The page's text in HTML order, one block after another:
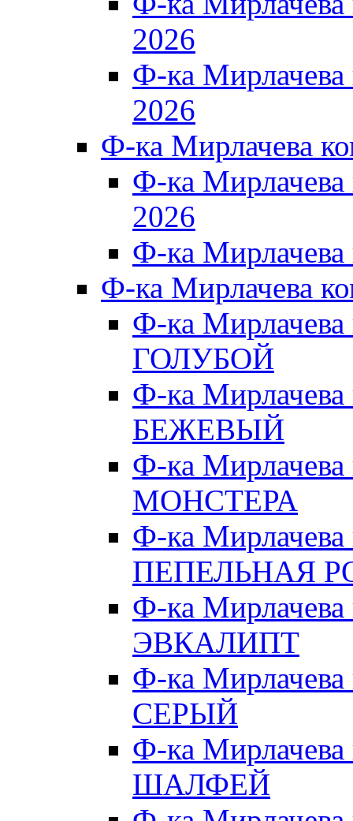
2026
Ф-ка
2026
Ф-ка Мирлачева
Ф-ка
2026
Ф-ка
Ф-ка Мирлачева
Ф-ка
ГОЛУБОЙ
Ф-ка
БЕЖЕВЫЙ
Ф-ка
МОНСТЕРА
Ф-ка
ПЕПЕЛЬНАЯ
Ф-ка
ЭВКАЛИПТ
Ф-ка
СЕРЫЙ
Ф-ка
ШАЛФЕЙ